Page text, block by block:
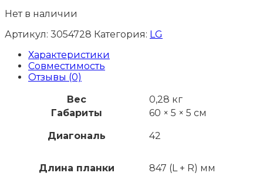
Нет в наличии
Артикул: 3054728 Категория: LG
Характеристики
Совместимость
Отзывы (0)
Вес
0,28 кг
Габариты
60 × 5 × 5 см
Диагональ 42
Длина планки 847 (L + R) мм